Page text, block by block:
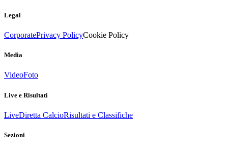
Legal
CorporatePrivacy PolicyCookie Policy
Media
VideoFoto
Live e Risultati
LiveDiretta CalcioRisultati e Classifiche
Sezioni